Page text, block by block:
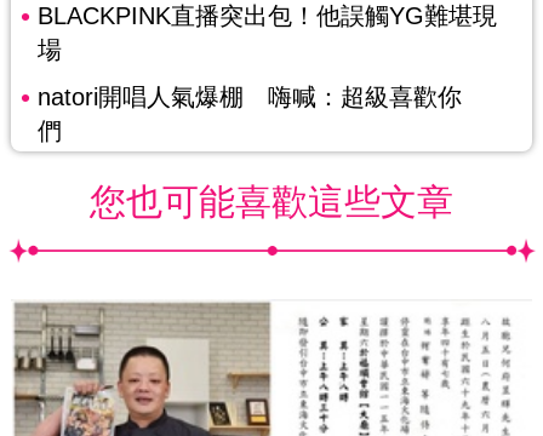
BLACKPINK直播突出包！他誤觸YG難堪現
場
natori開唱人氣爆棚 嗨喊：超級喜歡你
們
您也可能喜歡這些文章